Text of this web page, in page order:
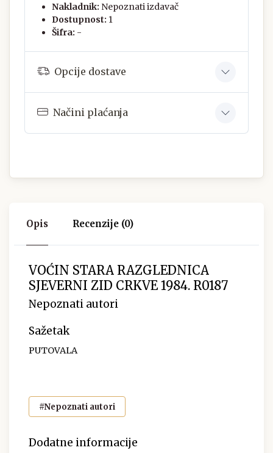
Nakladnik: Nepoznati izdavač
Dostupnost: 1
Šifra: -
Opcije dostave
Načini plaćanja
Opis Recenzije (0)
VOĆIN STARA RAZGLEDNICA
SJEVERNI ZID CRKVE 1984. R0187
Nepoznati autori
Sažetak
PUTOVALA
#Nepoznati autori
Dodatne informacije